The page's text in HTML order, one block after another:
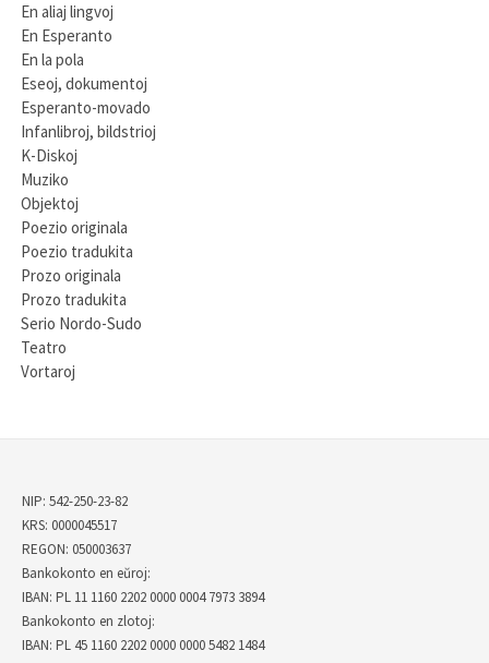
En aliaj lingvoj
En Esperanto
En la pola
Eseoj, dokumentoj
Esperanto-movado
Infanlibroj, bildstrioj
K-Diskoj
Muziko
Objektoj
Poezio originala
Poezio tradukita
Prozo originala
Prozo tradukita
Serio Nordo-Sudo
Teatro
Vortaroj
NIP: 542-250-23-82
KRS: 0000045517
REGON: 050003637
Bankokonto en eŭroj:
IBAN: PL 11 1160 2202 0000 0004 7973 3894
Bankokonto en zlotoj:
IBAN: PL 45 1160 2202 0000 0000 5482 1484